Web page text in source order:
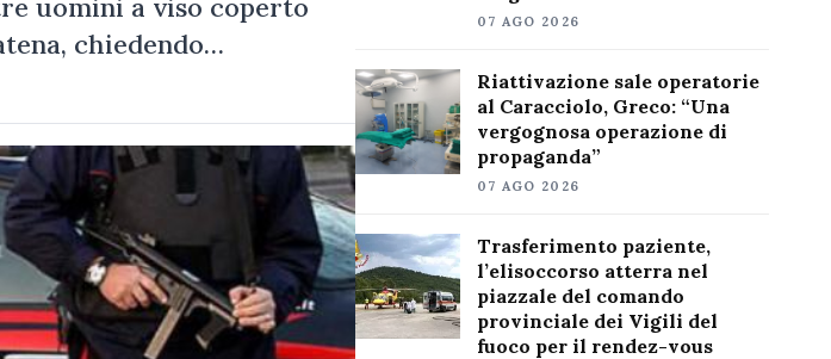
uomini a viso coperto
chiedendo…
07 AGO 2026
Riattivazione sale operatorie
al Caracciolo, Greco: “Una
vergognosa operazione di
propaganda”
07 AGO 2026
Trasferimento paziente,
l’elisoccorso atterra nel
piazzale del comando
provinciale dei Vigili del
fuoco per il rendez-vous